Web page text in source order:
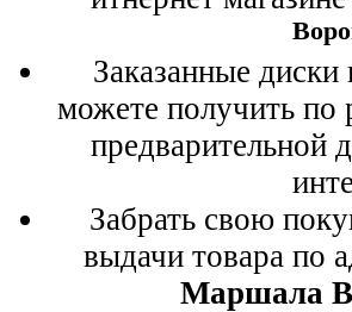
Заказанные
можете получить
предварительной
Забрать свою
выдачи товара по
Маршала